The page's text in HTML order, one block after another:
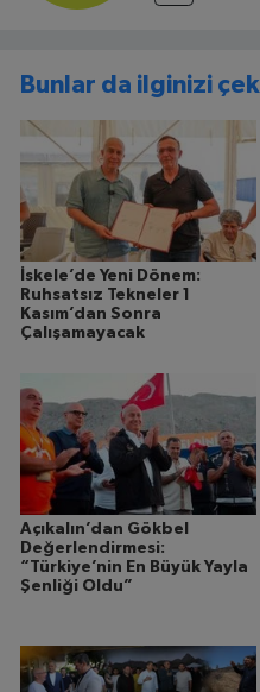
Bunlar da ilginizi
İskele’de Yeni Dönem:
Ruhsatsız Tekneler 1
Kasım’dan Sonra
Çalışamayacak
Açıkalın’dan Gökbel
Değerlendirmesi:
“Türkiye’nin En Büyük Yayla
Şenliği Oldu”